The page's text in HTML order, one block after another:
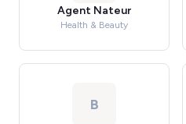
Agent Nateur
Health & Beauty
B